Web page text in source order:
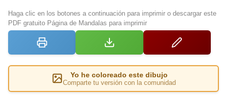
Haga clic en los botones a continuación para imprimir o descargar este
PDF gratuito Página de Mandalas para imprimir
Yo he coloreado este dibujo
Comparte tu versión con la comunidad